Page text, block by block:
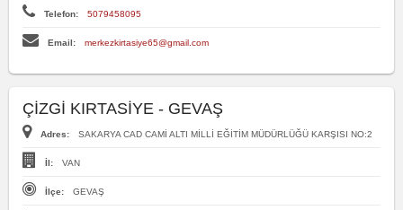
Telefon: 5079458095
Email: merkezkirtasiye65@gmail.com
ÇİZGİ KIRTASİYE - GEVAŞ
Adres: SAKARYA CAD CAMİ ALTI MİLLİ EĞİTİM MÜDÜRLÜĞÜ KARŞISI NO:2
İl: VAN
İlçe: GEVAŞ